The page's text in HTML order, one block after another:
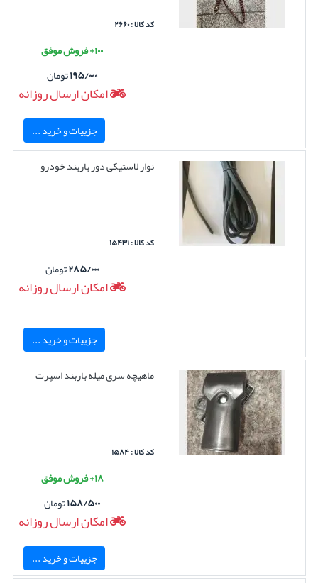
کد کالا : ۲۶۶۰
۱۰۰+ فروش موفق
۱۹۵/۰۰۰تومان
امکان ارسال روزانه
جزییات و خرید ...
نوار لاستیکی دور باربند خودرو
کد کالا : ۱۵۴۳۱
۲۸۵/۰۰۰تومان
امکان ارسال روزانه
جزییات و خرید ...
ماهیچه سری میله باربند اسپرت
کد کالا : ۱۵۸۴
۱۸+ فروش موفق
۱۵۸/۵۰۰تومان
امکان ارسال روزانه
جزییات و خرید ...